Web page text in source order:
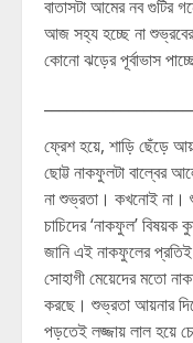
বাতাসটা আমের নব গুটির
আজ সহ্য হচ্ছে না
কোনো ঝড়ের পূর্বাভাস
ফ্রেশ হয়ে, শাড়ি ছেঁড়ে
ছোট্ট নাকফুলটা
না শুভ্রতা। কখনোই না।
চাচিদের ‘নাকফুল’
জানি এই নাকফুলের
সোহাগী মেয়েদের মতো
করছে। শুভ্রতা আয়নার
পড়তেই লজ্জায় লাল হয়ে